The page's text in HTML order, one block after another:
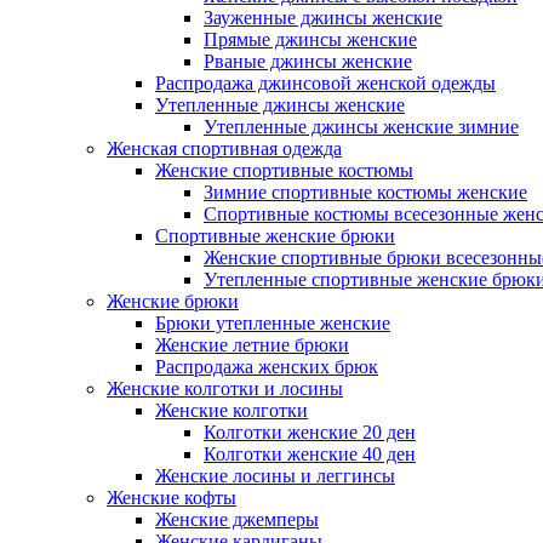
Зауженные джинсы женские
Прямые джинсы женские
Рваные джинсы женские
Распродажа джинсовой женской одежды
Утепленные джинсы женские
Утепленные джинсы женские зимние
Женская спортивная одежда
Женские спортивные костюмы
Зимние спортивные костюмы женские
Спортивные костюмы всесезонные
Спортивные женские брюки
Женские спортивные брюки
Утепленные спортивные женские
Женские брюки
Брюки утепленные женские
Женские летние брюки
Распродажа женских брюк
Женские колготки и лосины
Женские колготки
Колготки женские 20 ден
Колготки женские 40 ден
Женские лосины и леггинсы
Женские кофты
Женские джемперы